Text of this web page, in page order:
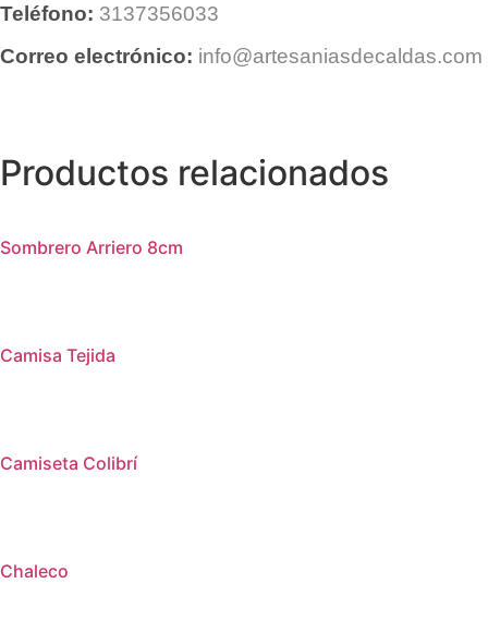
Teléfono: 3137356033
Correo electrónico: info@artesaniasdecaldas.com
Productos relacionados
Sombrero Arriero 8cm
Camisa Tejida
Camiseta Colibrí
Chaleco